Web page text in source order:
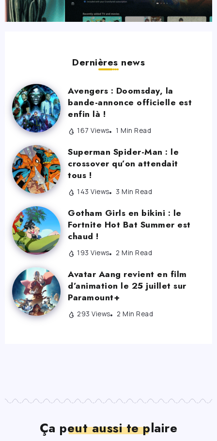
Dernières news
Avengers : Doomsday, la
bande-annonce officielle est
enfin là !
167 Views 1 Min Read
Superman Spider-Man : le
crossover qu’on attendait
tous !
143 Views 3 Min Read
Gotham Girls en bikini : le
Fortnite Hot Bat Summer est
chaud !
193 Views 2 Min Read
Avatar Aang revient en film
d’animation le 25 juillet sur
Paramount+
293 Views 2 Min Read
Ça peut aussi te plaire